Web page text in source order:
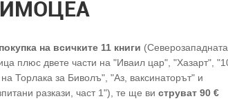
на всичките 11 книги (Северозападната
плюс двете части на "Иваил цар", "Хазарт",
на Торлака за Биволъ", "Аз, ваксинаторът" и
разкази, част 1"), те ще ви струват 90 €